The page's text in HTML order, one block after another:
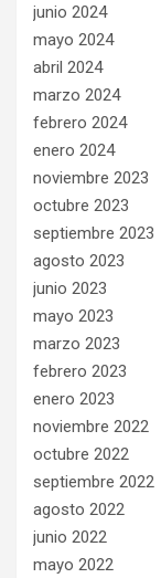
junio 2024
mayo 2024
abril 2024
marzo 2024
febrero 2024
enero 2024
noviembre 2023
octubre 2023
septiembre 2023
agosto 2023
junio 2023
mayo 2023
marzo 2023
febrero 2023
enero 2023
noviembre 2022
octubre 2022
septiembre 2022
agosto 2022
junio 2022
mayo 2022